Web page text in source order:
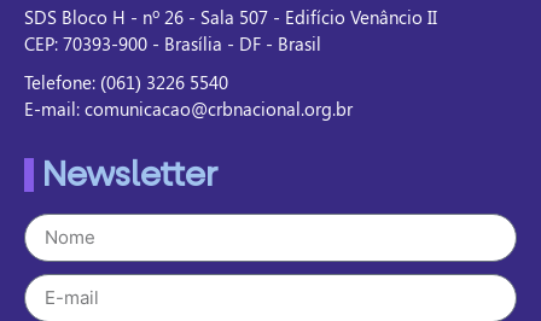
SDS Bloco H - nº 26 - Sala 507 - Edifício Venâncio II
CEP: 70393-900 - Brasília - DF - Brasil
Telefone: (061) 3226 5540
E-mail: comunicacao@crbnacional.org.br
Newsletter